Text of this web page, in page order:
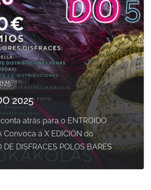
2025
atrás para o ENTROIDO
Convoca a X EDICIÓN do
DE DISFRACES POLOS BARES